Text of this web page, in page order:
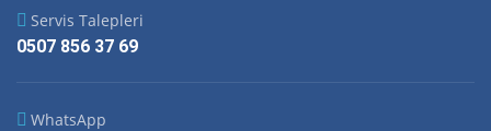
Servis Talepleri
0507 856 37 69
WhatsApp